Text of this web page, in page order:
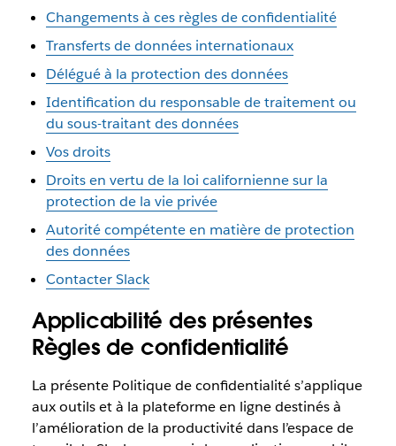
Changements à ces règles de confidentialité
Transferts de données internationaux
Délégué à la protection des données
Identification du responsable de traitement ou
du sous-traitant des données
Vos droits
Droits en vertu de la loi californienne sur la
protection de la vie privée
Autorité compétente en matière de protection
des données
Contacter Slack
Applicabilité des présentes
Règles de confidentialité
La présente Politique de confidentialité s’applique
aux outils et à la plateforme en ligne destinés à
l’amélioration de la productivité dans l’espace de